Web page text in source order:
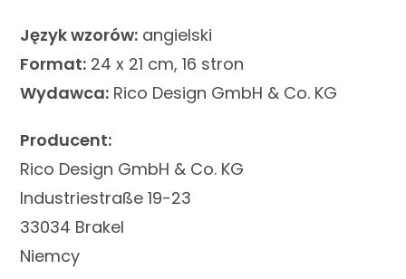
Język wzorów: angielski
Format: 24 x 21 cm, 16 stron
Wydawca: Rico Design GmbH & Co. KG
Producent:
Rico Design GmbH & Co. KG
Industriestraße 19-23
33034 Brakel
Niemcy